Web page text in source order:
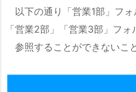
以下の通り「営業1部」フォ
「営業2部」「営業3部」フォ
参照することができないこ